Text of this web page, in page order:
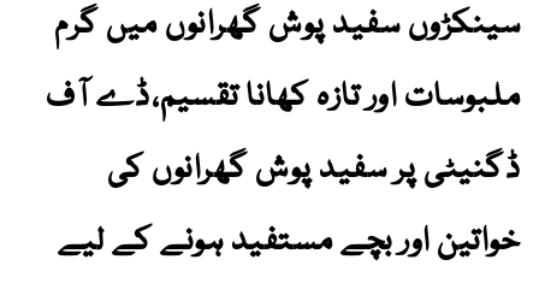
سینکڑوں سفید پوش گھرانوں میں گرم
ملبوسات اور تازہ کھانا تقسیم،ڈے آف
ڈگنیٹی پر سفید پوش گھرانوں کی
خواتین اور بچے مستفید ہونے کے لیے